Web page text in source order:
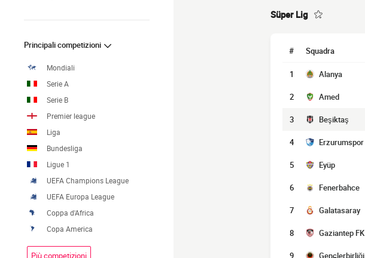
Principali competizioni
Mondiali
Serie A
Serie B
Premier league
Liga
Bundesliga
Ligue 1
UEFA Champions League
UEFA Europa League
Coppa d'Africa
Copa America
Più competizioni
Süper Lig
# Squadra
1 Alanya
2 Amed
3 Beşiktaş
4 Erzurumspor
5 Eyüp
6 Fenerbahce
7 Galatasaray
8 Gaziantep FK
9 Gençlerbirliği